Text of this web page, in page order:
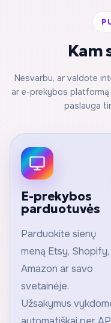
Kam
Nesvarbu, ar valdote
ar e-prekybos platformą
paslauga
E-prekybos
parduotuvės
Parduokite sienų
meną Etsy, Shopify,
Amazon ar savo
svetainėje.
Užsakymus